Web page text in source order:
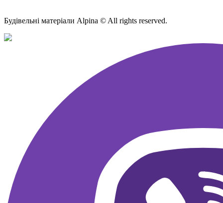
Будівельні матеріали Alpina © All rights reserved.